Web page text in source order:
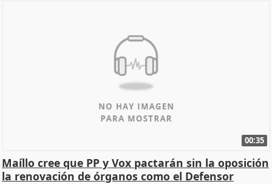
00:35
Maíllo cree que PP y Vox pactarán sin la oposición
la renovación de órganos como el Defensor